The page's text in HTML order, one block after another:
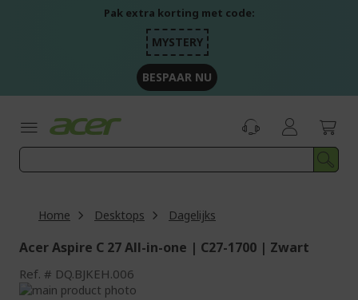
Pak extra korting met code:
MYSTERY
BESPAAR NU
Home Desktops Dagelijks
Acer Aspire C 27 All-in-one | C27-1700 | Zwart
Ref. DQ.BJKEH.006
Ga